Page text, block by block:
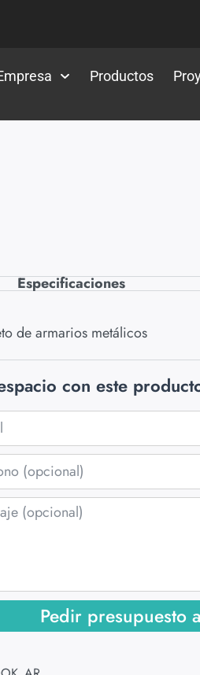
Productos
Especificaciones
de armarios metálicos
con este
Pedir presupuesto